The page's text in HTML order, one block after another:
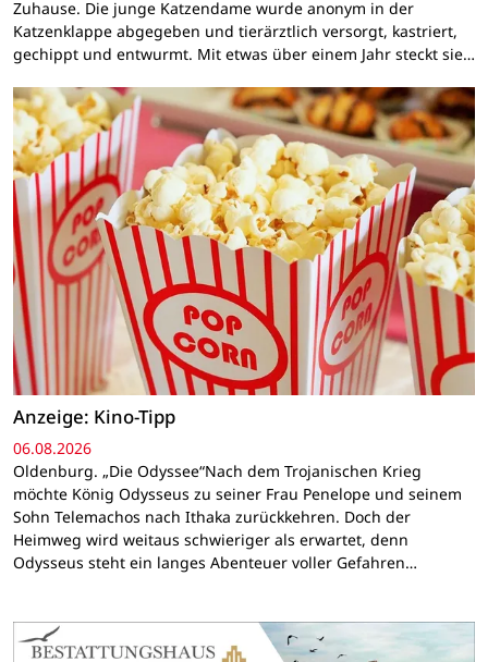
Zuhause. Die junge Katzendame wurde anonym in der
Katzenklappe abgegeben und tierärztlich versorgt, kastriert,
gechippt und entwurmt. Mit etwas über einem Jahr steckt sie…
Anzeige: Kino-Tipp
06.08.2026
Oldenburg. „Die Odyssee“Nach dem Trojanischen Krieg
möchte König Odysseus zu seiner Frau Penelope und seinem
Sohn Telemachos nach Ithaka zurückkehren. Doch der
Heimweg wird weitaus schwieriger als erwartet, denn
Odysseus steht ein langes Abenteuer voller Gefahren…